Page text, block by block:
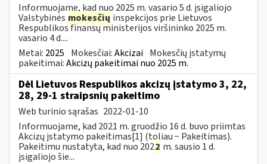
Informuojame, kad nuo 2025 m. vasario 5 d. įsigaliojo
Valstybinės mokesčių inspekcijos prie Lietuvos
Respublikos finansų ministerijos viršininko 2025 m.
vasario 4 d....
Metai: 2025 Mokesčiai:Akcizai Mokesčių įstatymų
pakeitimai:Akcizų pakeitimai nuo 2025 m.
Dėl Lietuvos Respublikos akcizų įstatymo 3, 22,
28, 29-1 straipsnių pakeitimo
Web turinio sąrašas 2022-01-10
Informuojame, kad 2021 m. gruodžio 16 d. buvo priimtas
Akcizų įstatymo pakeitimas[1] (toliau − Pakeitimas).
Pakeitimu nustatyta, kad nuo 2022 m. sausio 1 d.
įsigaliojo šie...